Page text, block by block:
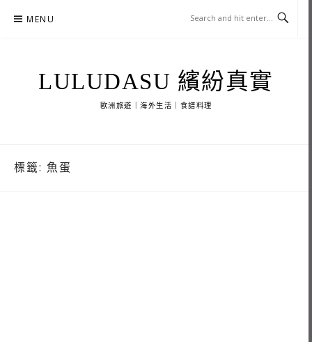
MENU
LULUDASU 繽紛真實
歐洲旅遊｜海外生活｜食譜料理
標籤: 魚蛋